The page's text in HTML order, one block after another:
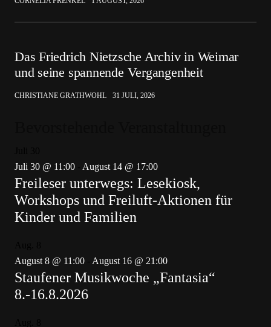
Das Friedrich Nietzsche Archiv in Weimar
und seine spannende Vergangenheit
CHRISTIANE GRATHWOHL 31 JULI, 2026
Juli 30 @ 11:00
August 14 @ 17:00
Freileser unterwegs: Lesekiosk,
Workshops und Freiluft-Aktionen für
Kinder und Familien
August 8 @ 11:00
August 16 @ 21:00
Staufener Musikwoche „Fantasia“
8.-16.8.2026